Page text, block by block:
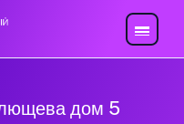
дом 5